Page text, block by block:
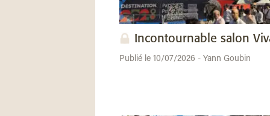
Incontournable salon
Publié le 10/07/2026 - Yann Goubin